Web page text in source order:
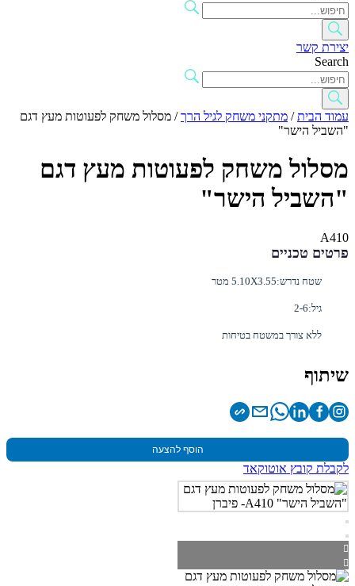
יצירת קשר
Search
עמוד הבית/ מתקני משחק לגיל הרך/ מסלול משחק לפעוטות מעץ דגם
"השביל הישר"
מסלול משחק לפעוטות מעץ דגם
"השביל הישר"
A410
פרטים טכניים
שטח נדרש:5.10X3.55 מטר
גיל:2-6
ללא צורך במשטח בטיחות
שיתוף
הוסף להצעה
לקבלת קובץ אוטוקאד